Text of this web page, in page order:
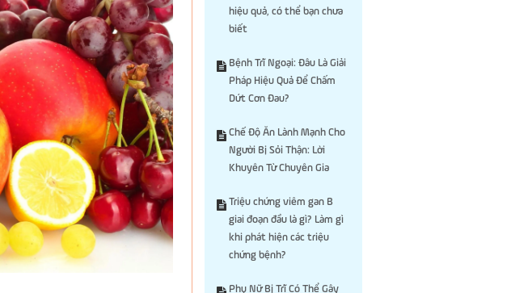
hiệu quả, có thể bạn chưa
biết
Bệnh Trĩ Ngoại: Đâu Là Giải
Pháp Hiệu Quả Để Chấm
Dứt Cơn Đau?
Chế Độ Ăn Lành Mạnh Cho
Người Bị Sỏi Thận: Lời
Khuyên Từ Chuyên Gia
Triệu chứng viêm gan B
giai đoạn đầu là gì? Làm gì
khi phát hiện các triệu
chứng bệnh?
Phụ Nữ Bị Trĩ Có Thể Gây